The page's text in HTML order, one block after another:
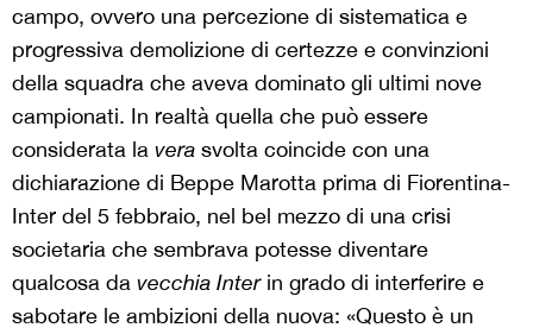
campo, ovvero una percezione di sistematica e
progressiva demolizione di certezze e convinzioni
della squadra che aveva dominato gli ultimi nove
campionati. In realtà quella che può essere
considerata la vera svolta coincide con una
dichiarazione di Beppe Marotta prima di Fiorentina-
Inter del 5 febbraio, nel bel mezzo di una crisi
societaria che sembrava potesse diventare
qualcosa da vecchia Interin grado di interferire e
sabotare le ambizioni della nuova: «Questo è un